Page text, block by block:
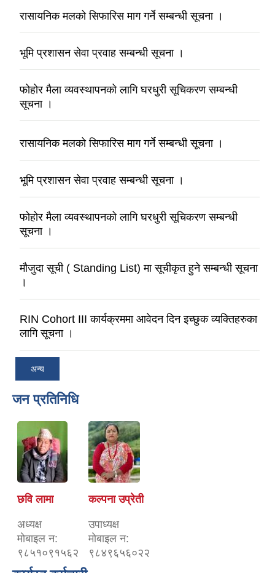
रासायनिक मलको सिफारिस माग गर्ने सम्बन्धी सूचना ।
भूमि प्रशासन सेवा प्रवाह सम्बन्धी सूचना ।
फोहोर मैला व्यवस्थापनको लागि घरधुरी सूचिकरण सम्बन्धी
सूचना ।
रासायनिक मलको सिफारिस माग गर्ने सम्बन्धी सूचना ।
भूमि प्रशासन सेवा प्रवाह सम्बन्धी सूचना ।
फोहोर मैला व्यवस्थापनको लागि घरधुरी सूचिकरण सम्बन्धी
सूचना ।
मौजुदा सूची ( Standing List) मा सूचीकृत हुने सम्बन्धी सूचना
।
RIN Cohort III कार्यक्रममा आवेदन दिन इच्छुक व्यक्तिहरुका
लागि सूचना ।
अन्य
जन प्रतिनिधि
छवि लामा
अध्यक्ष
माेबाइल न‌:
९८५१०९१५६२
कल्पना उप्रेती
उपाध्यक्ष
माेबाइल न‌:
९८४९६५६०२२